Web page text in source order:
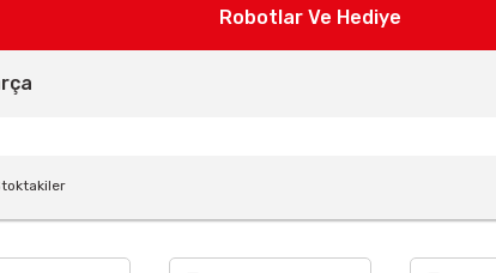
Robotlar Ve Hediye